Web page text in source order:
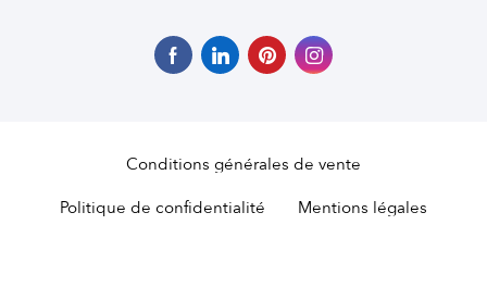
Conditions générales de vente
Politique de confidentialité Mentions légales